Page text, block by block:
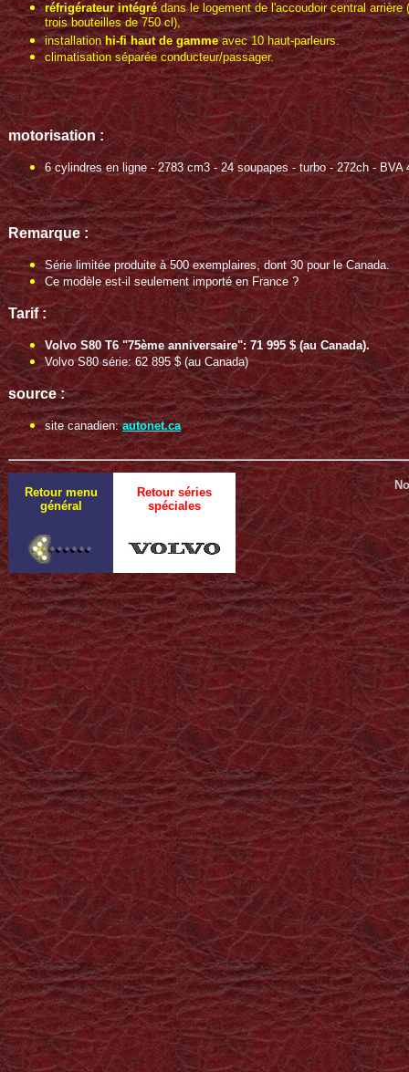
réfrigérateur intégrédans le logement de l'accoudoir central arrière
trois bouteilles de 750 cl),
installationhi-fi haut de gammeavec 10 haut-parleurs.
climatisation séparée conducteur/passager.
motorisation :
6 cylindres en ligne - 2783 cm3 - 24 soupapes - turbo - 272ch - BVA
Remarque :
Série limitée produite à 500 exemplaires, dont 30 pour le Canada.
Ce modèle est-il seulement importé en France ?
Tarif :
Volvo S80 T6 "75ème anniversaire": 71 995 $ (au Canada).
Volvo S80 série: 62 895 $ (au Canada)
source :
site canadien:autonet.ca
Retour menu
général
Retour séries
spéciales